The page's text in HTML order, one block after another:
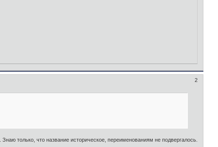
2
только, что название историческое, переименованиям не подвергалось.